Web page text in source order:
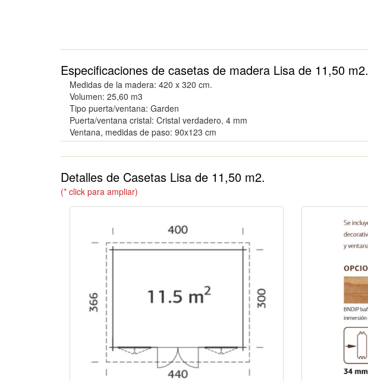
Especificaciones de casetas de madera Lisa de 11,50 m2.
Medidas de la madera: 420 x 320 cm.
Volumen: 25,60 m3
Tipo puerta/ventana: Garden
Puerta/ventana cristal: Cristal verdadero, 4 mm
Ventana, medidas de paso: 90x123 cm
Detalles de Casetas Lisa de 11,50 m2.
(* click para ampliar)